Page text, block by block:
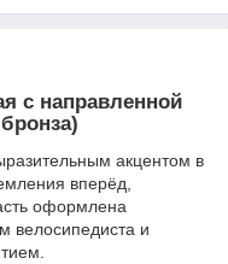
с направленной
акцентом в
вперёд,
оформлена
велосипедиста и